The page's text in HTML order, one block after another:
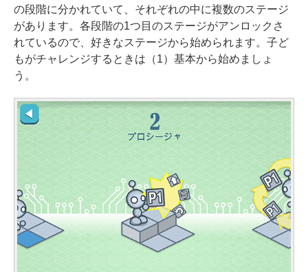
の段階に分かれていて、それぞれの中に複数のステージ
があります。各段階の1つ目のステージがアンロックさ
れているので、好きなステージから始められます。子ど
もがチャレンジするときは（1）基本から始めましょ
う。